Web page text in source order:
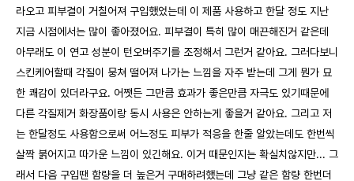
라오고 피부결이 거칠어져 구입했었는데 이 제품 사용하고 한달 정도 지난
지금 시점에서는 많이 좋아졌어요. 피부결이 특히 많이 매끈해진거 같은데
아무래도 이 연고 성분이 턴오버주기를 조정해서 그런거 같아요. 그러다보니
스킨케어할때 각질이 뭉쳐 떨어져 나가는 느낌을 자주 받는데 그게 뭔가 묘
한 쾌감이 있더라구요. 어쨋든 그만큼 효과가 좋은만큼 자극도 있기때문에
다른 각질제거 화장품이랑 동시 사용은 안하는게 좋을거 같아요. 그리고 저
는 한달정도 사용함으로써 어느정도 피부가 적응을 한줄 알았는데도 한번씩
살짝 붉어지고 따가운 느낌이 있긴해요. 이거 때문인지는 확실치않지만... 그
래서 다음 구입땐 함량을 더 높은거 구매하려했는데 그냥 같은 함량 한번더